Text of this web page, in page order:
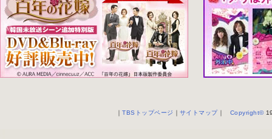
｜TBSトップページ ｜ サイトマップ｜ Copyright©